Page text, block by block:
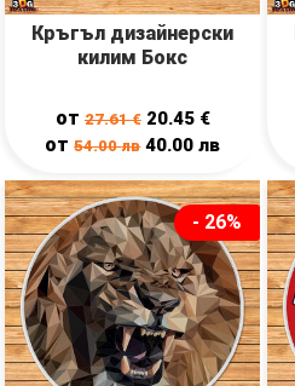
Кръгъл дизайнерски
килим Бокс
от27.61€ 20.45 €
от54.00лв 40.00лв
- 26%